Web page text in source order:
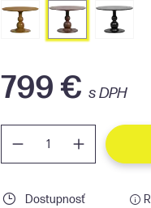
799 € s DPH
Dostupnosť